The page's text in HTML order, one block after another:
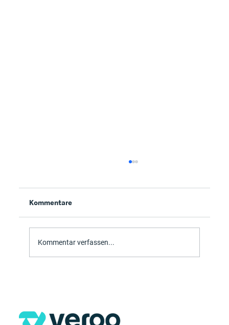
5 Copilot Tipps und Updates
Kommentare
Kommentar verfassen...